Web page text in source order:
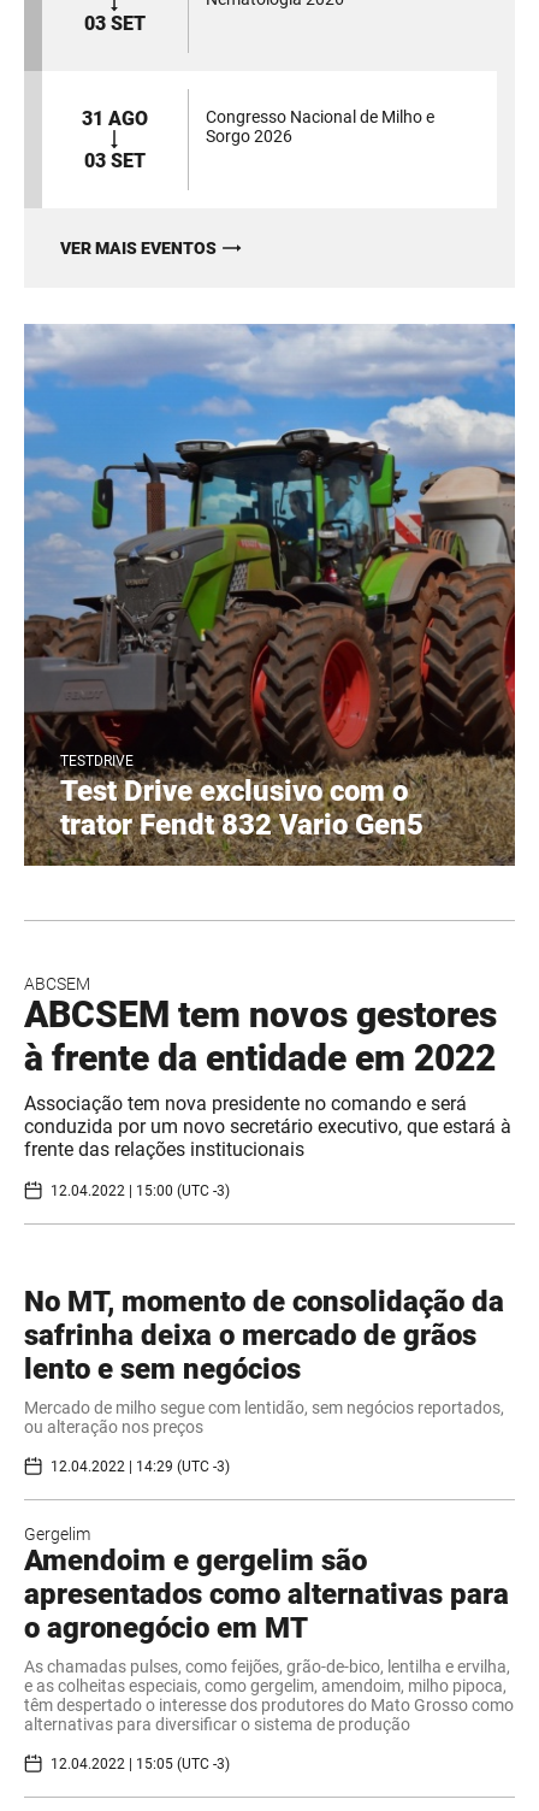
03 SET
31 AGO
03 SET
Congresso Nacional de Milho e
Sorgo 2026
VER MAIS EVENTOS
TESTDRIVE
Test Drive exclusivo com o
trator Fendt 832 Vario Gen5
ABCSEM
ABCSEM tem novos gestores
à frente da entidade em 2022
Associação tem nova presidente no comando e será
conduzida por um novo secretário executivo, que estará à
frente das relações institucionais
12.04.2022 | 15:00 (UTC -3)
No MT, momento de consolidação da
safrinha deixa o mercado de grãos
lento e sem negócios
Mercado de milho segue com lentidão, sem negócios reportados,
ou alteração nos preços
12.04.2022 | 14:29 (UTC -3)
Gergelim
Amendoim e gergelim são
apresentados como alternativas para
o agronegócio em MT
As chamadas pulses, como feijões, grão-de-bico, lentilha e ervilha,
e as colheitas especiais, como gergelim, amendoim, milho pipoca,
têm despertado o interesse dos produtores do Mato Grosso como
alternativas para diversificar o sistema de produção
12.04.2022 | 15:05 (UTC -3)